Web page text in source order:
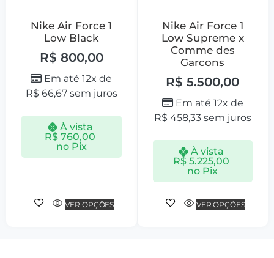
Nike Air Force 1
Low Black
R$ 800,00
Em até 12x de
R$ 66,67sem juros
À vista
R$ 760,00
no Pix
VER OPÇÕES
Nike Air Force 1
Low Supreme x
Comme des
Garcons
R$ 5.500,00
Em até 12x de
R$ 458,33sem juros
À vista
R$ 5.225,00
no Pix
VER OPÇÕES